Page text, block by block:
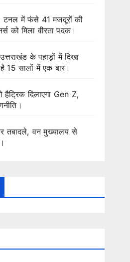
टनल में फंसे 41 मजदूरों की
को मिला वीरता पदक।
के पहाड़ों में दिखा
15 सालों में एक बार।
हैट्रिक दिलाएगा Gen Z,
तबादले, वन मुख्यालय से